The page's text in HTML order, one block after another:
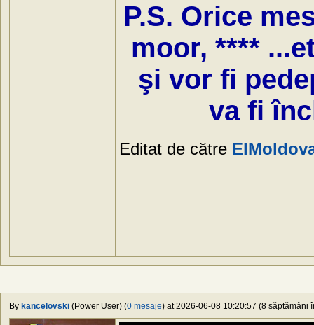
P.S. Orice
moor, ****
şi vor fi
va fi
Editat de către
By kancelovski (Power User) (0 mesaje) at 2026-06-08 10:20:57 (8 săptămâni